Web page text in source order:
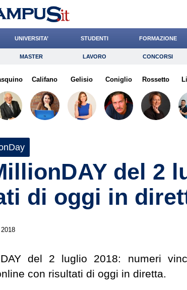
UNIVERSITA’ STUDENTI FORMAZIONE
Master Lavoro Concorsi
Consigli Risparmio Diritto
MASTER LAVORO CONCORSI
Califano Gelisio Coniglio Rossetto
del 2
di oggi in
del 2 luglio 2018: numeri
con risultati di oggi in diretta.